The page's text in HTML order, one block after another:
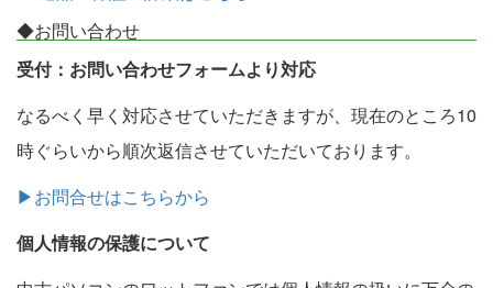
◆お問い合わせ
受付：お問い合わせフォームより対応
なるべく早く対応させていただきますが、現在のところ10
時ぐらいから順次返信させていただいております。
▶お問合せはこちらから
個人情報の保護について